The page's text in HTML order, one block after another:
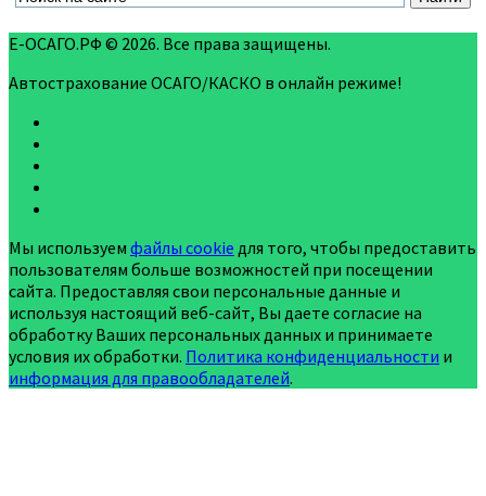
Е-ОСАГО.РФ © 2026. Все права защищены.
Автострахование ОСАГО/КАСКО в онлайн режиме!
Мы используем файлы cookie для того, чтобы предоставить
пользователям больше возможностей при посещении
сайта. Предоставляя свои персональные данные и
используя настоящий веб-сайт, Вы даете согласие на
обработку Ваших персональных данных и принимаете
условия их обработки. Политика конфиденциальности и
информация для правообладателей.